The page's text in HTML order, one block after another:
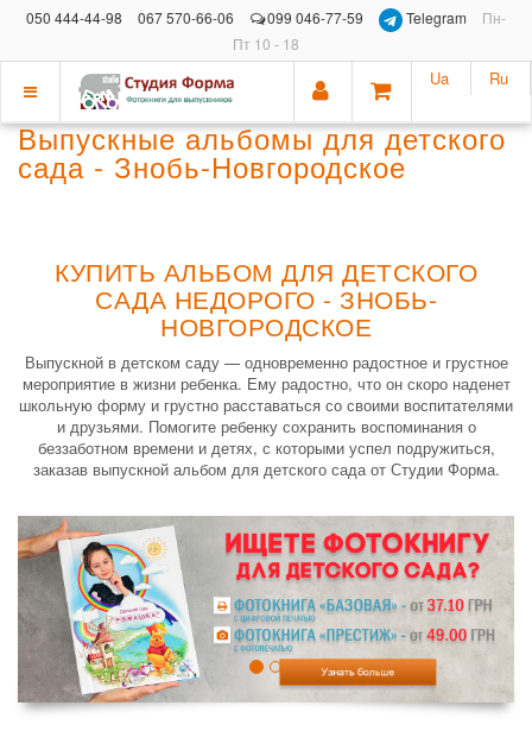
050 444-44-98 067 570-66-06 099 046-77-59 Telegram
Пн-
Пт 10 - 18
Показать
меню
Ua Ru
Выпускные альбомы для детского
сада - Знобь-Новгородское
КУПИТЬ АЛЬБОМ ДЛЯ ДЕТСКОГО
САДА НЕДОРОГО - ЗНОБЬ-
НОВГОРОДСКОЕ
Выпускной в детском саду — одновременно радостное и грустное
мероприятие в жизни ребенка. Ему радостно, что он скоро наденет
школьную форму и грустно расставаться со своими воспитателями
и друзьями. Помогите ребенку сохранить воспоминания о
беззаботном времени и детях, с которыми успел подружиться,
заказав выпускной альбом для детского сада от Студии Форма.